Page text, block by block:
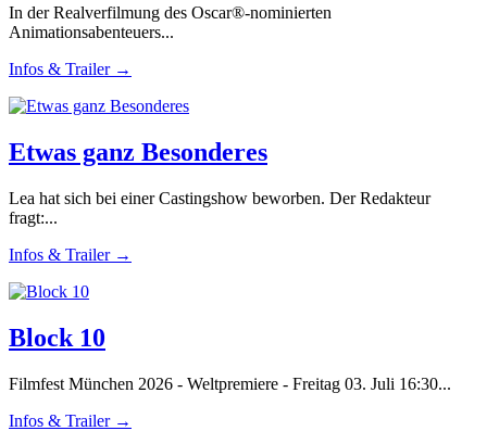
In der Realverfilmung des Oscar®-nominierten
Animationsabenteuers...
Infos & Trailer →
Etwas ganz Besonderes
Lea hat sich bei einer Castingshow beworben. Der Redakteur
fragt:...
Infos & Trailer →
Block 10
Filmfest München 2026 - Weltpremiere - Freitag 03. Juli 16:30...
Infos & Trailer →